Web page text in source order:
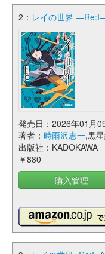
2： レイの世界
発売日：2026年01月
著者： 時雨沢恵一,黒
出版社：KADOKAWA
￥880
購入管理